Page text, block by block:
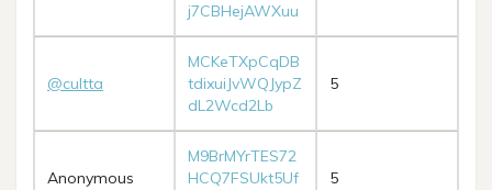
j7CBHejAWXuu
@cultta
MCKeTXpCqDB
tdixuiJvWQJypZ
dL2Wcd2Lb
5
Anonymous
M9BrMYrTES72
HCQ7FSUkt5Uf
5